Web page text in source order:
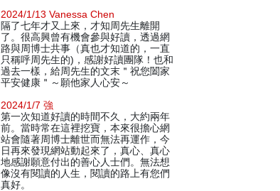
2024/1/13 Vanessa Chen
隔了七年才又上來，才知周先生離開
了。很高興曾有機會參與好讀，透過網
路與周博士共事（真也才知道的，一直
只稱呼周先生的)，感謝好讀團隊！也和
過去一樣，給周先生的文末＂祝您闔家
平安健康＂～願他家人心安～
2024/1/7 強
第一次知道好讀的時間不久，大約兩年
前。當時常在這裡挖寶，本來很擔心網
站會隨著周博士離世而無法再運作，今
日再來發現網站動起來了，真心、真心
地感謝願意付出的善心人士們。無法想
像沒有閱讀的人生，閱讀的路上有您們
真好。